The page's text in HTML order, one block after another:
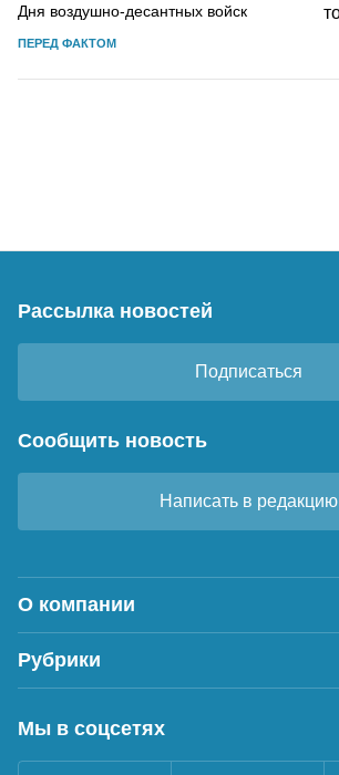
Дня воздушно-десантных войск
ПЕРЕД ФАКТОМ
Рассылка новостей
Подписаться
Сообщить новость
Написать в редакцию
О компании
Рубрики
Мы в соцсетях